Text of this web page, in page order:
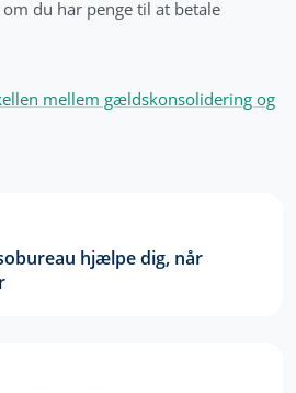
du har penge til at betale
mellem gældskonsolidering og
hjælpe dig, når